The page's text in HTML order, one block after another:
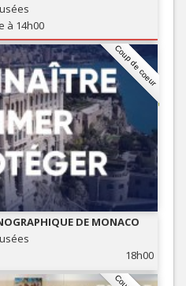
à 14h00
Coup de coeur
DE MONACO
18h00